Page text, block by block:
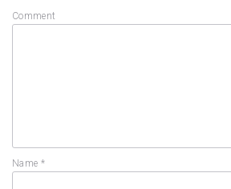
Comment
Name *